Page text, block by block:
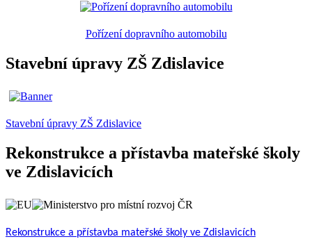
Pořízení dopravního automobilu
Stavební úpravy ZŠ Zdislavice
Stavební úpravy ZŠ Zdislavice
Rekonstrukce a přístavba mateřské školy
ve Zdislavicích
Rekonstrukce a přístavba mateřské školy ve Zdislavicích